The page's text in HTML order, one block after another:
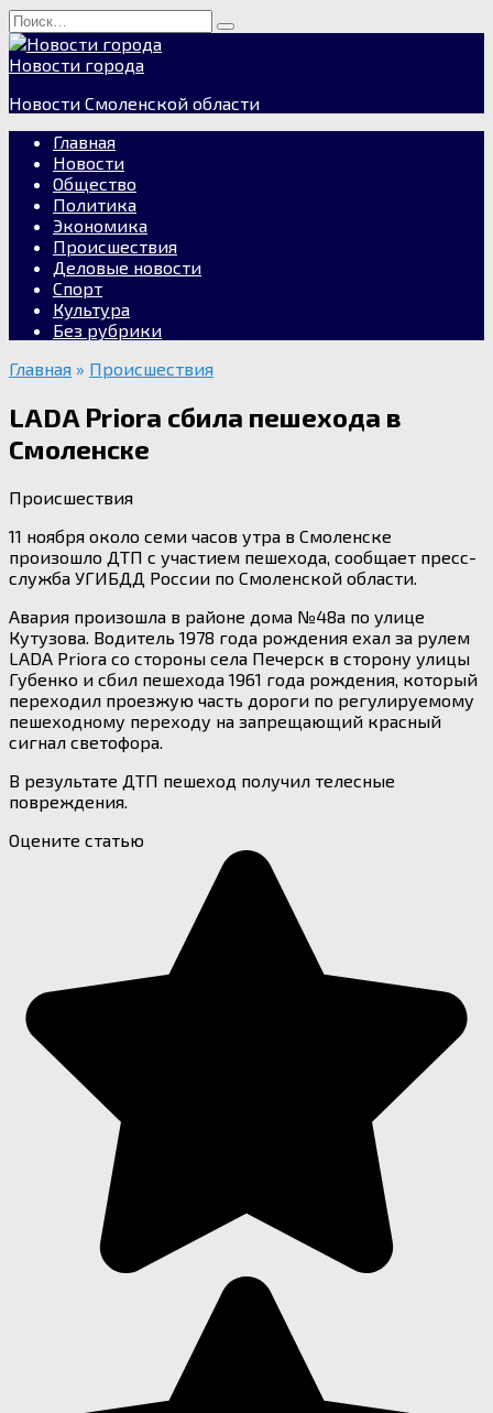
Перейти
к
содержанию
Search
for:
Новости города
Новости Смоленской области
Главная
Новости
Общество
Политика
Экономика
Происшествия
Деловые новости
Спорт
Культура
Без рубрики
Главная » Происшествия
LADA Priora сбила пешехода в
Смоленске
Происшествия
11 ноября около семи часов утра в Смоленске
произошло ДТП с участием пешехода, сообщает пресс-
служба УГИБДД России по Смоленской области.
Авария произошла в районе дома №48а по улице
Кутузова. Водитель 1978 года рождения ехал за рулем
LADA Priora со стороны села Печерск в сторону улицы
Губенко и сбил пешехода 1961 года рождения, который
переходил проезжую часть дороги по регулируемому
пешеходному переходу на запрещающий красный
сигнал светофора.
В результате ДТП пешеход получил телесные
повреждения.
Оцените статью